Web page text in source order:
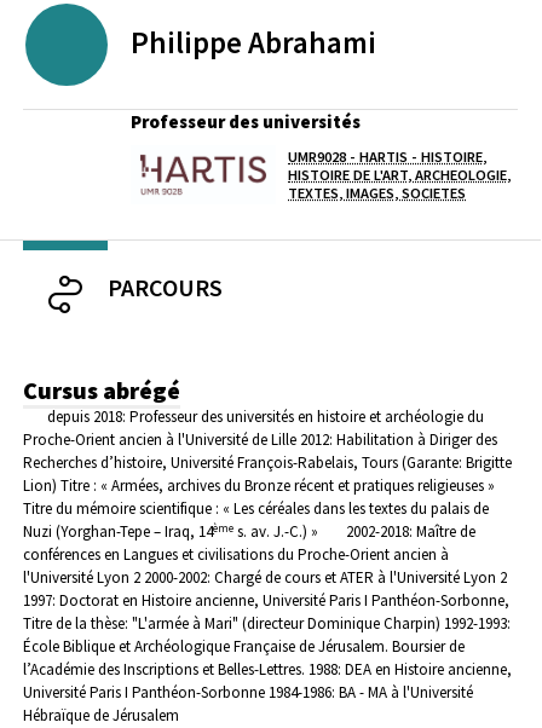
PhilippeAbrahami
Professeur des universités
Laboratoire / équipe
UMR9028 - HARTIS - HISTOIRE,
HISTOIRE DE L'ART, ARCHEOLOGIE,
TEXTES, IMAGES, SOCIETES
PARCOURS
Cursus abrégé
depuis 2018: Professeur des universités en histoire et archéologie du
Proche-Orient ancien à l'Université de Lille 2012: Habilitation à Diriger des
Recherches d’histoire, Université François-Rabelais, Tours (Garante: Brigitte
Lion) Titre : « Armées, archives du Bronze récent et pratiques religieuses »
Titre du mémoire scientifique : « Les céréales dans les textes du palais de
Nuzi (Yorghan-Tepe – Iraq, 14ème s. av. J.-C.) »
2002-2018: Maître de
conférences en Langues et civilisations du Proche-Orient ancien à
l'Université Lyon 2 2000-2002: Chargé de cours et ATER à l'Université Lyon 2
1997: Doctorat en Histoire ancienne, Université Paris I Panthéon-Sorbonne,
Titre de la thèse: "L'armée à Mari" (directeur Dominique Charpin) 1992-1993:
École Biblique et Archéologique Française de Jérusalem. Boursier de
l’Académie des Inscriptions et Belles-Lettres. 1988: DEA en Histoire ancienne,
Université Paris I Panthéon-Sorbonne 1984-1986: BA - MA à l'Université
Hébraïque de Jérusalem